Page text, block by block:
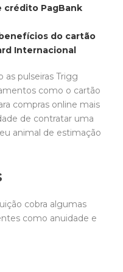
crédito PagBank
do cartão
Internacional
pulseiras Trigg
como o cartão
compras online mais
de contratar uma
animal de estimação
cobra algumas
como anuidade e